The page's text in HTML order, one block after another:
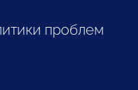
проблем